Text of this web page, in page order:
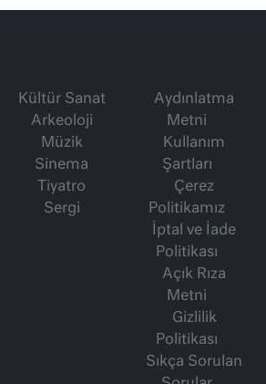
Kültür Sanat
Arkeoloji
Müzik
Sinema
Tiyatro
Sergi
Aydınlatma
Metni
Kullanım
Şartları
Çerez
Politikamız
İptal ve İade
Politikası
Açık Rıza
Metni
Gizlilik
Politikası
Sıkça Sorulan